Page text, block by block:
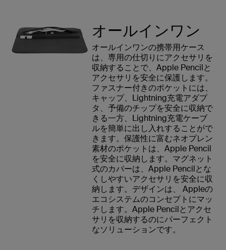
オールインワン
オールインワンの携帯用ケース
は、専用の仕切りにアクセサリを
収納することで、Apple Pencilと
アクセサリを安全に保護します。
ファスナー付きのポケットには、
キャップ、Lightning充電アダプ
タ、予備のチップを安全に収納で
きる一方、Lightning充電ケーブ
ルを簡単に出し入れすることがで
きます。保護性に富むネオプレン
素材のポケットは、Apple Pencil
を安全に収納します。マグネット
式のカバーは、Apple Pencilとな
くしやすいアクセサリを安全に収
納します。デザインは、 Appleの
エコシステムのコンセプトにマッ
チします。Apple Pencilとアクセ
サリを収納するのにパーフェクト
なソリューションです。